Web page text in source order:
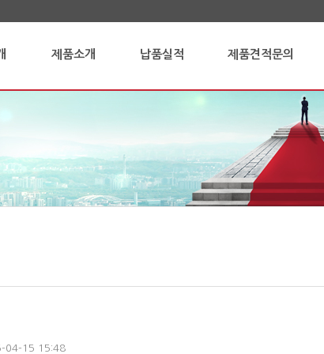
제품소개 납품실적 제품견적문의
04-15 15:48